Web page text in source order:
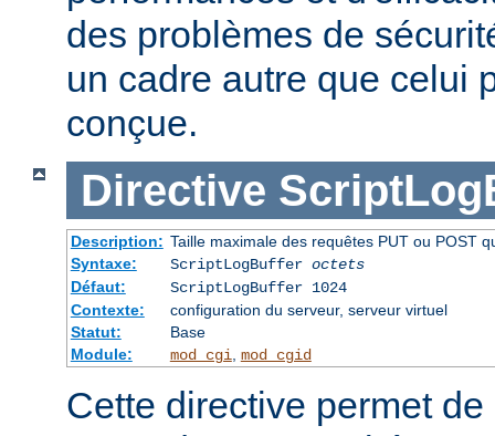
des problèmes de
un cadre autre que celui
conçue.
Directive
Description: Taille maximale des requêtes PUT ou POST
Syntaxe:
ScriptLogBuffer octets
Défaut:
ScriptLogBuffer 1024
Contexte:
configuration du serveur, serveur virtuel
Statut:
Base
Module:
mod_cgi, mod_cgid
Cette directive permet